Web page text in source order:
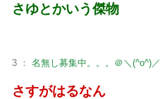
さゆとかいう傑物
3 ： 名無し募集中。。。＠＼(^o^)／
さすがはるなん